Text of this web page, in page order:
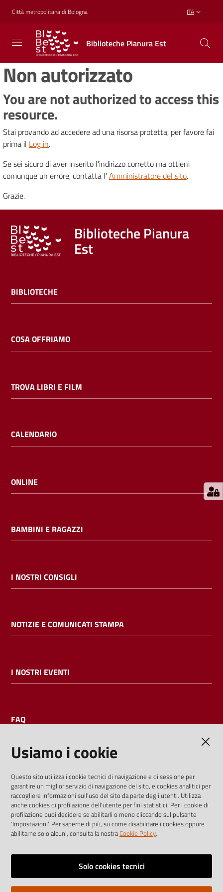
Vai al contenuto
Vai alla navigazione
Vai al footer
Città metropolitana di Bologna ITA
Biblioteche Pianura Est
Biblioteche
Pianura
Est
CONOSCERE,
CREARE,
Biblioteche
Cosa
offriamo
Trova
libri
e
film
Calendario
i
cataloghi
bibliotecario
Non autorizzato
You are not authorized to access this
resource.
Stai provando ad accedere ad una risorsa protetta, per favore fai
prima il Log in.
Se sei sicuro di aver inserito l'indirizzo corretto ma ottieni
comunque un errore, contatta l' Amministratore del sito.
Grazie.
Biblioteche Pianura
Est
BIBLIOTECHE
COSA OFFRIAMO
TROVA LIBRI E FILM
CALENDARIO
ONLINE
BAMBINI E RAGAZZI
I NOSTRI CONSIGLI
NOTIZIE E COMUNICATI STAMPA
I NOSTRI EVENTI
FAQ
I dati personali pubblicati sono riutilizzabili solo alle condizioni
previste dalla direttiva comunitaria 2003/98/CE e dal d.lgs.
36/2006
Vai alla pagina
Note legali
Usiamo i cookie
Questo sito utilizza i cookie tecnici di navigazione e di sessione per
garantire un miglior servizio di navigazione del sito, e cookies analitici per
raccogliere informazioni sull'uso del sito da parte degli utenti. Utilizza
anche cookies di profilazione dell'utente per fini statistici. Per i cookie di
profilazione puoi decidere se abilitarli o meno cliccando sul pulsante
'Impostazioni'. Per saperne di più, su come disabilitare i cookies oppure
abilitarne solo alcuni, consulta la nostraCookie Policy.
Solo cookies tecnici